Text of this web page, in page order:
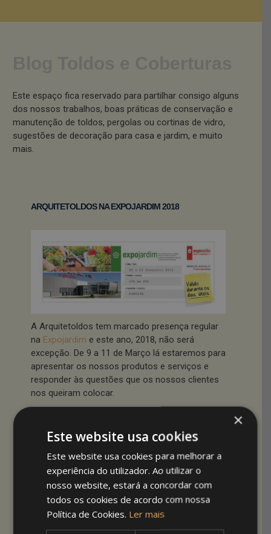
Este espaço fica reservado para partilhar consigo alguns
dos nossos trabalhos, boas práticas de conservação e
manutenção de toldos, pergolas ou cortinas de vidro,
sugestões de decoração para casa e jardim, e muito
mais.
ARQUITETOLDOS NA EXPOJARDIM 2018
A Arquitetoldos tem marcado presença regular
na Expojardim e este ano, 2018, não será
excepção. De 9 a 11 de Março lá estaremos para
apresentar os nossos produtos e serviços e
responder às questões que os nossos clientes
nos queiram colocar.
anual é importante para a empresa porque nos
mercado, mas também porque é uma
oportunidade de falar pessoalmente com
algumas das pessoas que nos conhecem
através do nosso site e que ali nos dão o prazer
da sua presença.
×
Este website usa cookies
Este website usa cookies para melhorar a
experiência do utilizador. Ao utilizar o
nosso website, estará a concordar com
todos os cookies de acordo com nossa
Política de Cookies. Ler mais